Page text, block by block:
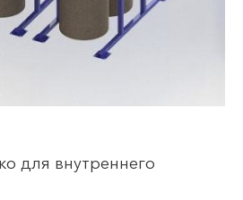
для внутреннего